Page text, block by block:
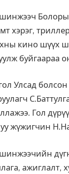
хэрэг,
кино шүүх
буйгаараа
Улсад болсон
Гол
жүжигчин
ажиглалт,